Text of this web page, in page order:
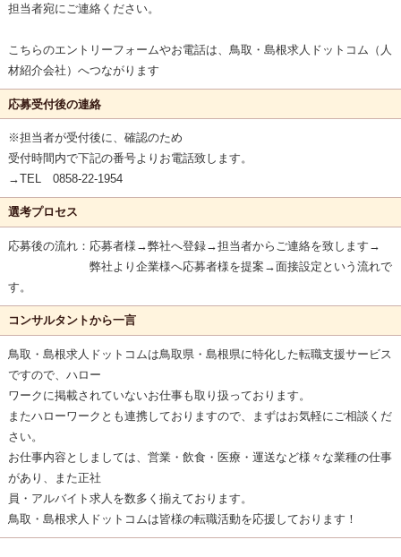
担当者宛にご連絡ください。
こちらのエントリーフォームやお電話は、鳥取・島根求人ドットコム（人
材紹介会社）へつながります
応募受付後の連絡
※担当者が受付後に、確認のため
受付時間内で下記の番号よりお電話致します。
→TEL 0858-22-1954
選考プロセス
応募後の流れ：応募者様→弊社へ登録→担当者からご連絡を致します→
弊社より企業様へ応募者様を提案→面接設定という流れで
す。
コンサルタントから一言
鳥取・島根求人ドットコムは鳥取県・島根県に特化した転職支援サービス
ですので、ハロー
ワークに掲載されていないお仕事も取り扱っております。
またハローワークとも連携しておりますので、まずはお気軽にご相談くだ
さい。
お仕事内容としましては、営業・飲食・医療・運送など様々な業種の仕事
があり、また正社
員・アルバイト求人を数多く揃えております。
鳥取・島根求人ドットコムは皆様の転職活動を応援しております！